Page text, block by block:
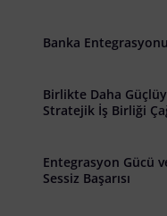
Banka
Birlikte Daha
Stratejik İş Birliği
Entegrasyon Gücü
Sessiz Başarısı